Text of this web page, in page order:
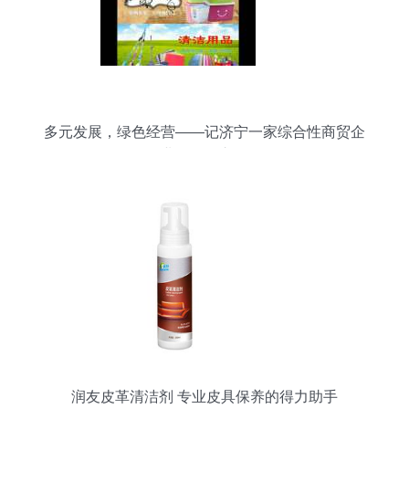
多元发展，绿色经营——记济宁一家综合性商贸企
润友皮革清洁剂 专业皮具保养的得力助手